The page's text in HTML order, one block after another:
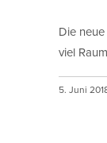
Die
viel
5. Juni